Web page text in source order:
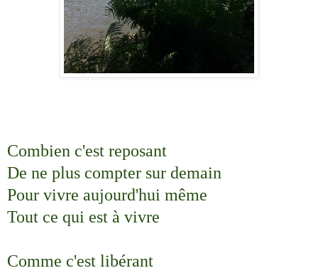
Combien c'est reposant
De ne plus compter sur demain
Pour vivre aujourd'hui même
Tout ce qui est à vivre
Comme c'est libérant